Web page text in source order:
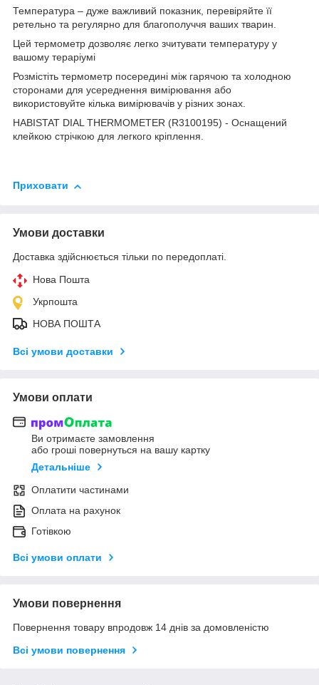
Температура – дуже важливий показник, перевіряйте її
ретельно та регулярно для благополуччя ваших тварин.
Цей термометр дозволяє легко зчитувати температуру у
вашому тераріумі
Розмістіть термометр посередині між гарячою та холодною
сторонами для усереднення вимірювання або
використовуйте кілька вимірювачів у різних зонах.
HABISTAT DIAL THERMOMETER (R3100195) - Оснащений
клейкою стрічкою для легкого кріплення.
Приховати
Умови доставки
Доставка здійснюється тільки по передоплаті.
Нова Пошта
Укрпошта
НОВА ПОШТА
Всі умови доставки
Умови оплати
Ви отримаєте замовлення
або гроші повернуться на вашу картку
Детальніше
Оплатити частинами
Оплата на рахунок
Готівкою
Всі умови оплати
Умови повернення
Повернення товару впродовж 14 днів за домовленістю
Всі умови повернення